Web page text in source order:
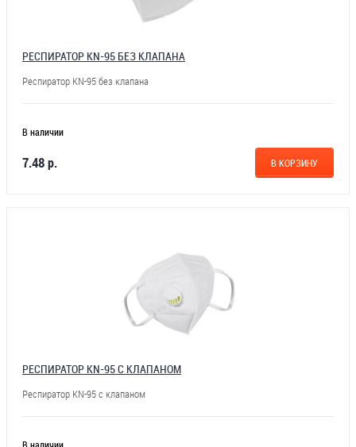
РЕСПИРАТОР KN-95 БЕЗ КЛАПАНА
Респиратор KN-95 без клапана
В наличии
7.48 р. В КОРЗИНУ
РЕСПИРАТОР KN-95 С КЛАПАНОМ
Респиратор KN-95 с клапаном